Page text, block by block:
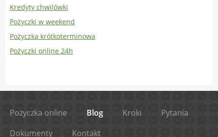
Kredyty chwilówki
Pożyczki w weekend
Pożyczka krótkoterminowa
Pożyczki online 24h
Pożyczka online Blog Kroki
Pytania
Dokumenty
Kontakt